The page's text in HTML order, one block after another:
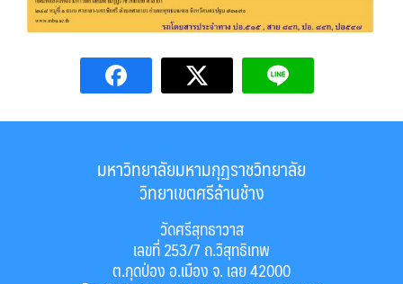
มหาวิทยาลัยมหามกุฏราชวิทยาลัย
วิทยาเขตศรีล้านช้าง
วัดศรีสุทธาวาส
เลขที่ 253/7 ถ.วิสุทธิเทพ
ต.กุดป่อง อ.เมือง จ. เลย 42000